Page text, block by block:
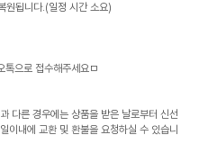
원됩니다.(일정 시간 소요)
톡으로 접수해주세요ㅁ
다른 경우에는 상품을 받은 날로부터 신선
이내에 교환 및 환불을 요청하실 수 있습니